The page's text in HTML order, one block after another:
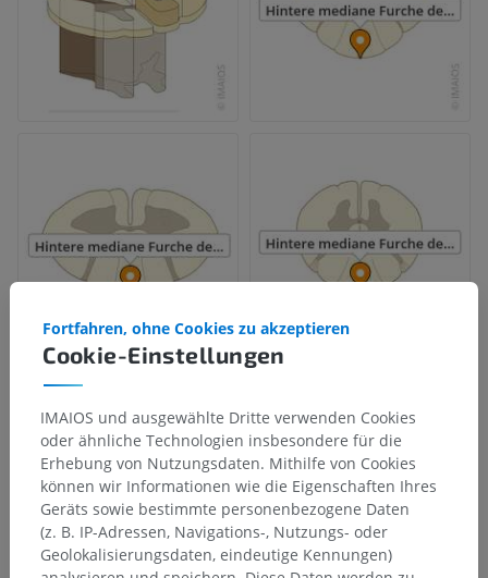
Cookie-Einstellungen
Fortfahren, ohne Cookies zu akzeptieren
IMAIOS und ausgewählte Dritte verwenden Cookies
oder ähnliche Technologien insbesondere für die
Erhebung von Nutzungsdaten. Mithilfe von Cookies
können wir Informationen wie die Eigenschaften Ihres
Geräts sowie bestimmte personenbezogene Daten
(z. B. IP-Adressen, Navigations-, Nutzungs- oder
Geolokalisierungsdaten, eindeutige Kennungen)